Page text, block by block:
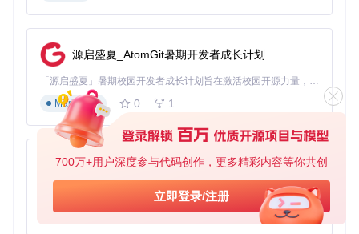
700万+用户深度参与代码创作，更多精彩内容等你共创
立即登录/注册
return {
          artifact = artifacts[
math . random
          location = locations[
math.random(#locations)]
        }
end
    }
-- 更多任务模板...
-- 生成新任务
(party)
template = QuestGenerator.templates[math.random
源启盛夏_AtomGit暑期开发者成长计划
「源启盛夏」暑期校园开发者成长计划旨在激活校园开源力量，通过积分激励、认证扶持、资源倾斜等形式，引导高校组织和开发者完成「入驻 — 建项目 — 做贡献 — 获认证 — 得资源」的完整闭环。无论你是想带领社团入驻平台的组织者，还是希望用代码贡献证明自己的开发者，都能在这里找到属于你的成长路径。
Markdown
0 1
py-xiaozhi
基于Python的Xiaozhi AI，适用于想要完整Xiaozhi体验而无需拥有专用硬件的用户。
Python
0 1